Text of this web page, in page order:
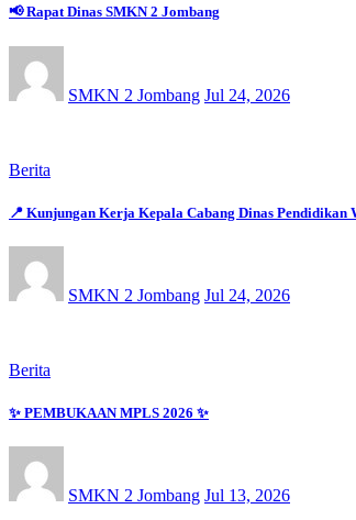
📢 Rapat Dinas SMKN 2 Jombang
SMKN 2 Jombang Jul 24, 2026
Berita
📍 Kunjungan Kerja Kepala Cabang Dinas
SMKN 2 Jombang Jul 24, 2026
Berita
✨ PEMBUKAAN MPLS 2026 ✨
SMKN 2 Jombang Jul 13, 2026